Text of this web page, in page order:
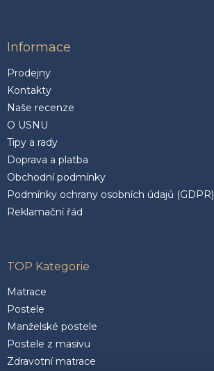
Informace
Prodejny
Kontakty
Naše recenze
O USNU
Tipy a rady
Doprava a platba
Obchodní podmínky
Podmínky ochrany osobních údajů (GDPR)
Reklamační řád
TOP Kategorie
Matrace
Postele
Manželské postele
Postele z masivu
Zdravotní matrace